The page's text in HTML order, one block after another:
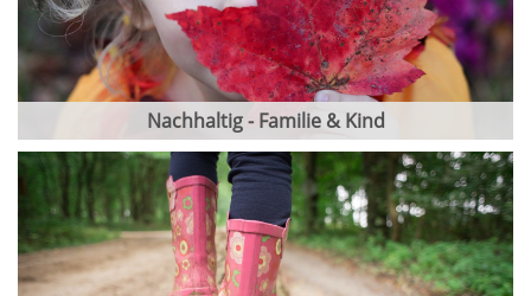
Nachhaltig - Familie & Kind